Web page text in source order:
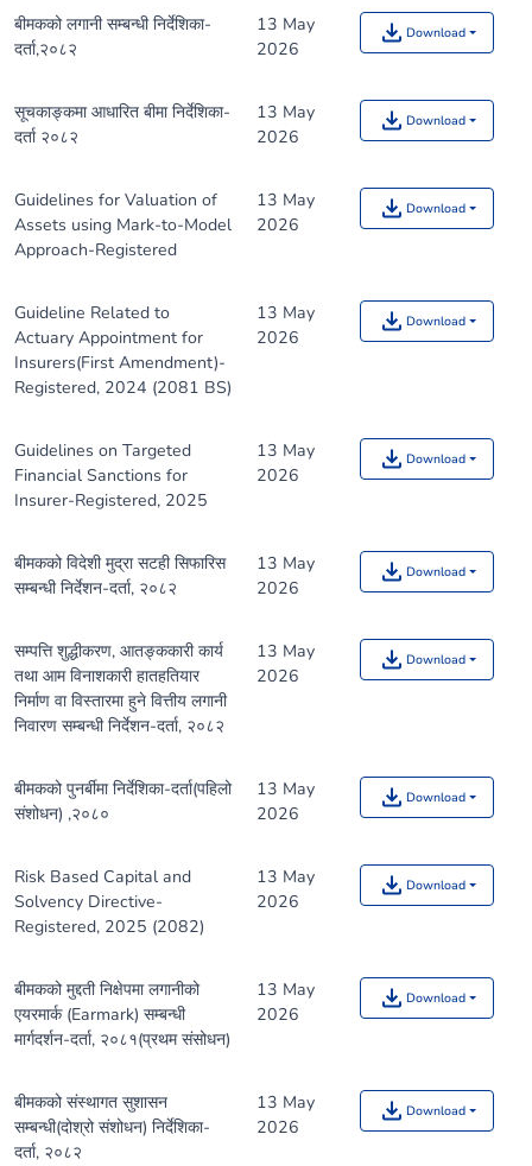
बीमकको लगानी सम्बन्धी निर्देशिका-
दर्ता,२०८२
13 May
2026
Download
सूचकाङ्कमा आधारित बीमा निर्देशिका-
दर्ता २०८२
13 May
2026
Download
Guidelines for Valuation of
Assets using Mark-to-Model
Approach-Registered
13 May
2026
Download
Guideline Related to
Actuary Appointment for
Insurers(First Amendment)-
Registered, 2024 (2081 BS)
13 May
2026
Download
Guidelines on Targeted
Financial Sanctions for
Insurer-Registered, 2025
13 May
2026
Download
बीमकको विदेशी मुद्रा सटही सिफारिस
सम्बन्धी निर्देशन-दर्ता, २०८२
13 May
2026
Download
सम्पत्ति शुद्धीकरण, आतङ्ककारी कार्य
तथा आम विनाशकारी हातहतियार
निर्माण वा विस्तारमा हुने वित्तीय लगानी
निवारण सम्बन्धी निर्देशन-दर्ता, २०८२
13 May
2026
Download
बीमकको पुनर्बीमा निर्देशिका-दर्ता(पहिलो
संशोधन) ,२०८०
13 May
2026
Download
Risk Based Capital and
Solvency Directive-
Registered, 2025 (2082)
13 May
2026
Download
बीमकको मुद्दती निक्षेपमा लगानीको
एयरमार्क (Earmark) सम्बन्धी
मार्गदर्शन-दर्ता, २०८१(प्रथम संसोधन)
13 May
2026
Download
बीमकको संस्थागत सुशासन
सम्बन्धी(दोश्रो संशोधन) निर्देशिका-
दर्ता, २०८२
13 May
2026
Download